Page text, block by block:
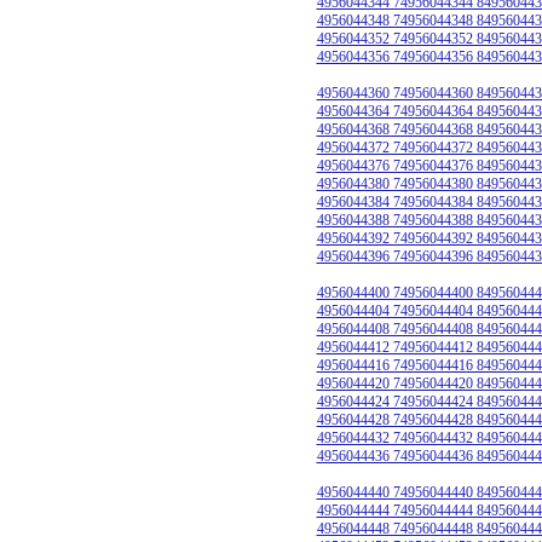
4956044348 74956044348
4956044352 74956044352
4956044356 74956044356
4956044360 74956044360
4956044364 74956044364
4956044368 74956044368
4956044372 74956044372
4956044376 74956044376
4956044380 74956044380
4956044384 74956044384
4956044388 74956044388
4956044392 74956044392
4956044396 74956044396
4956044400 74956044400
4956044404 74956044404
4956044408 74956044408
4956044412 74956044412
4956044416 74956044416
4956044420 74956044420
4956044424 74956044424
4956044428 74956044428
4956044432 74956044432
4956044436 74956044436
4956044440 74956044440
4956044444 74956044444
4956044448 74956044448